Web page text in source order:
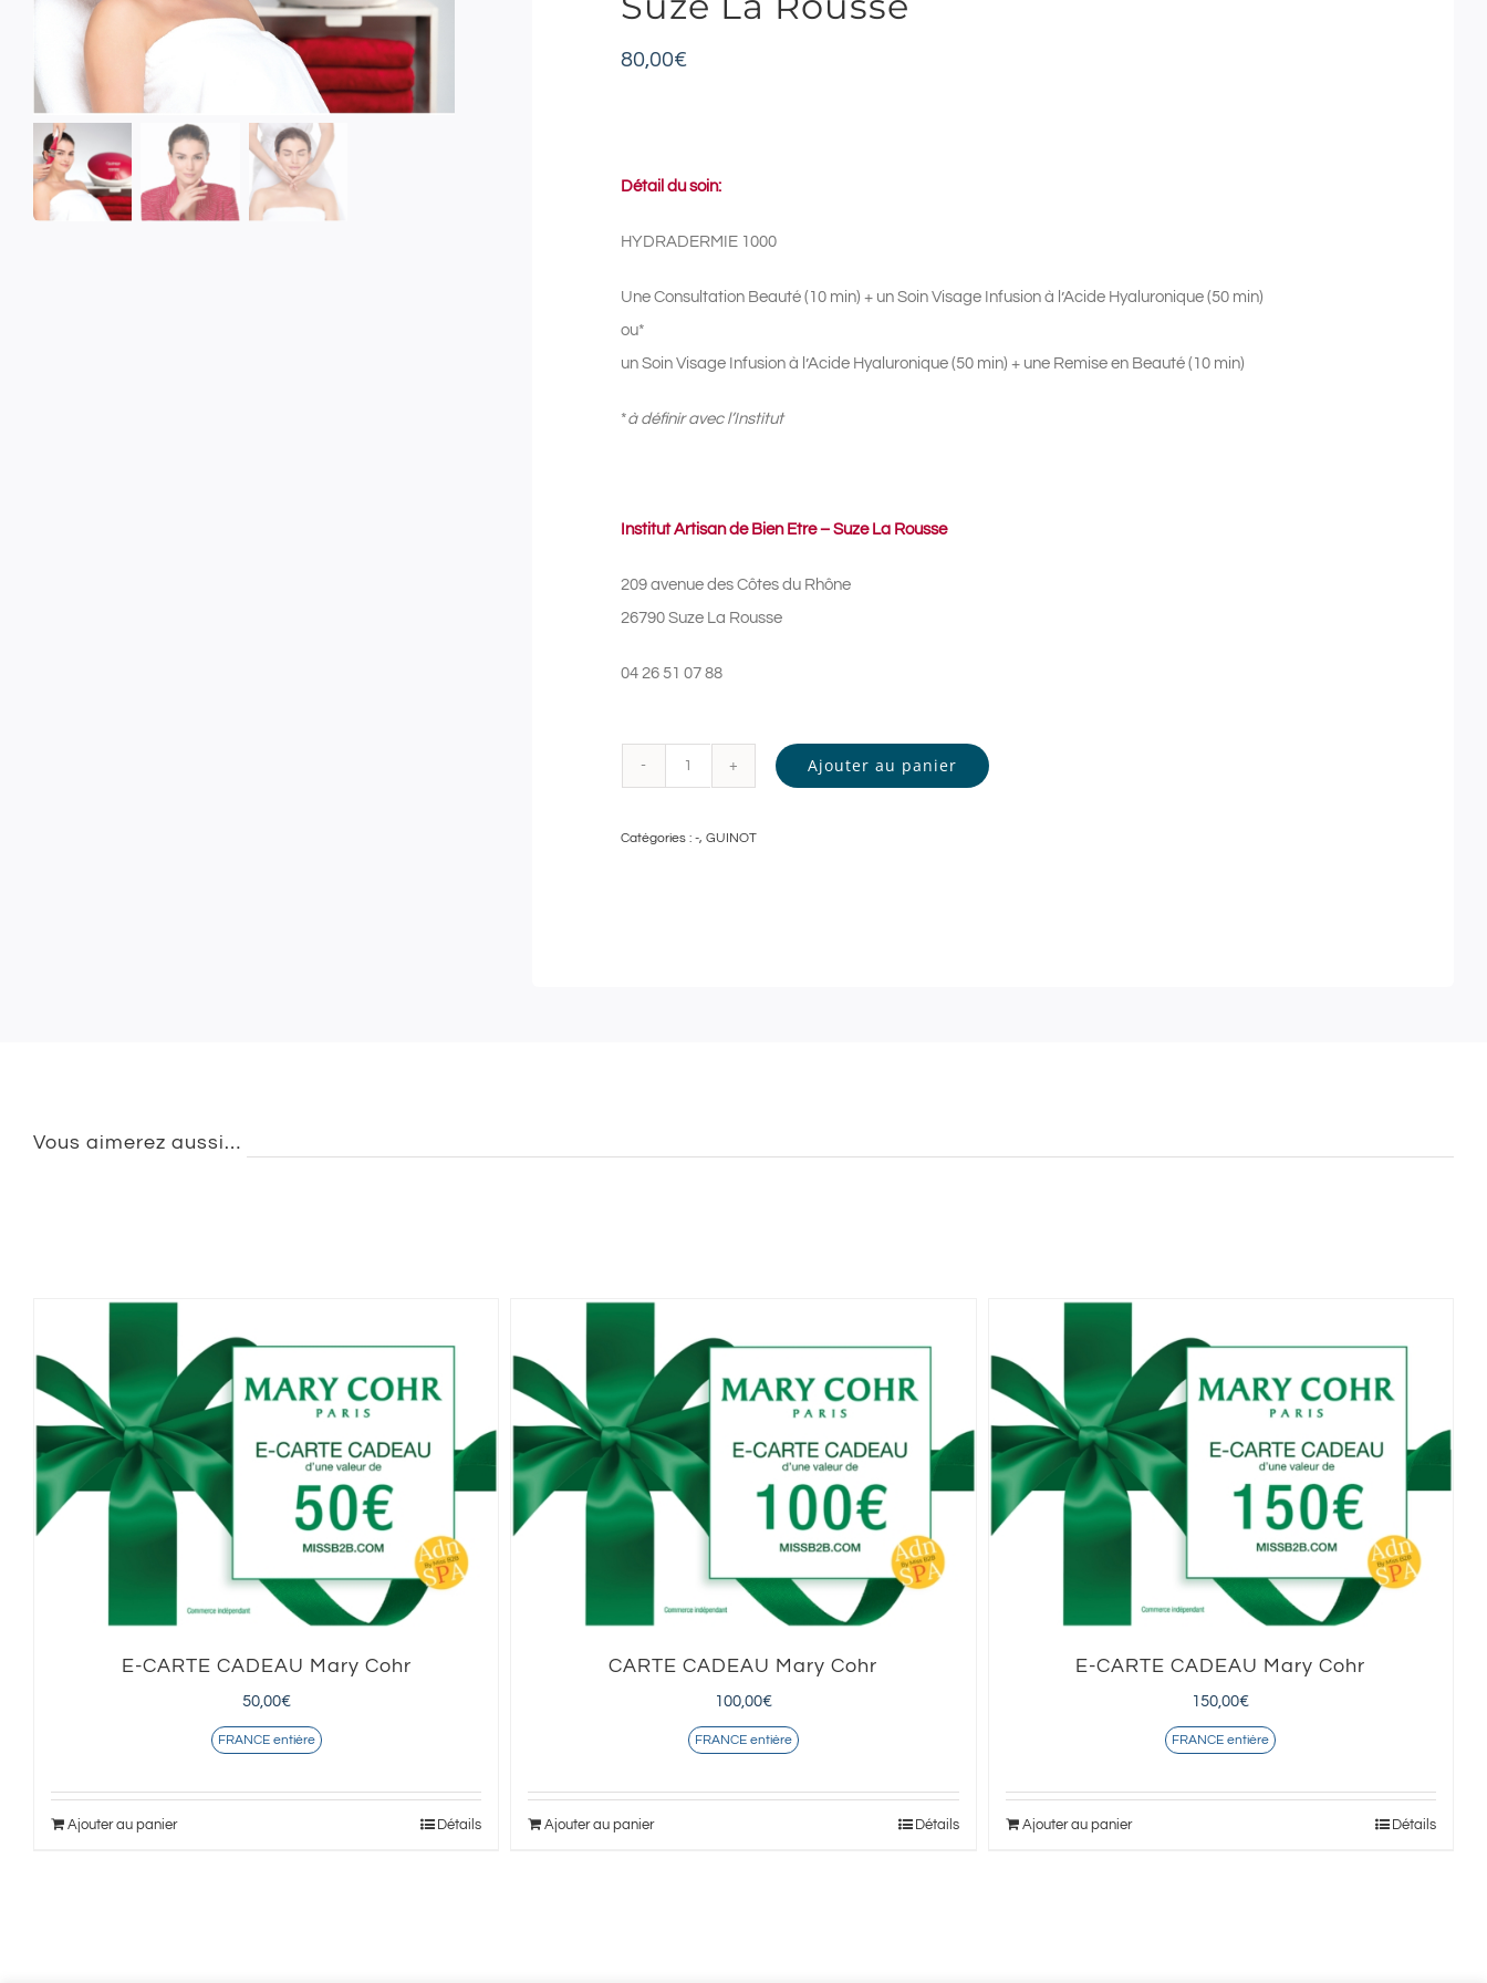
80,00€
Détail du soin:
HYDRADERMIE 1000
Une Consultation Beauté (10 min) + un Soin Visage Infusion à l’Acide Hyaluronique (50 min)
ou*
un Soin Visage Infusion à l’Acide Hyaluronique (50 min) + une Remise en Beauté (10 min)
*à définir avec l’Institut
Institut Artisan de Bien Etre – Suze La Rousse
209 avenue des Côtes du Rhône
26790 Suze La Rousse
04 26 51 07 88
INSTITUT
Rousse
Ajouter au panier
Catégories :-,GUINOT
Vous aimerez aussi…
E-CARTE CADEAU Mary Cohr
50,00€
FRANCE entière
Ajouter au panier Détails
CARTE CADEAU Mary Cohr
100,00€
FRANCE entière
Ajouter au panier Détails
E-CARTE CADEAU Mary Cohr
150,00€
FRANCE entière
Ajouter au panier Détails